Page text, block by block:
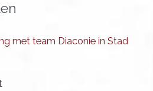
met team Diaconie in Stad